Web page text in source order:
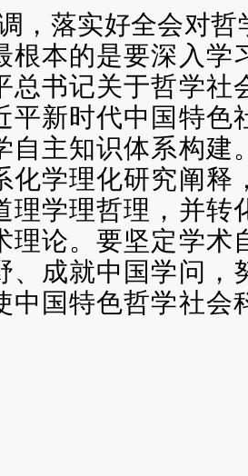
，落实好全会对
根本的是要深入学
总书记关于哲学社
平新时代中国特色
自主知识体系构建
化学理化研究阐释
理学理哲理，并转
理论。要坚定学术
、成就中国学问，
中国特色哲学社会